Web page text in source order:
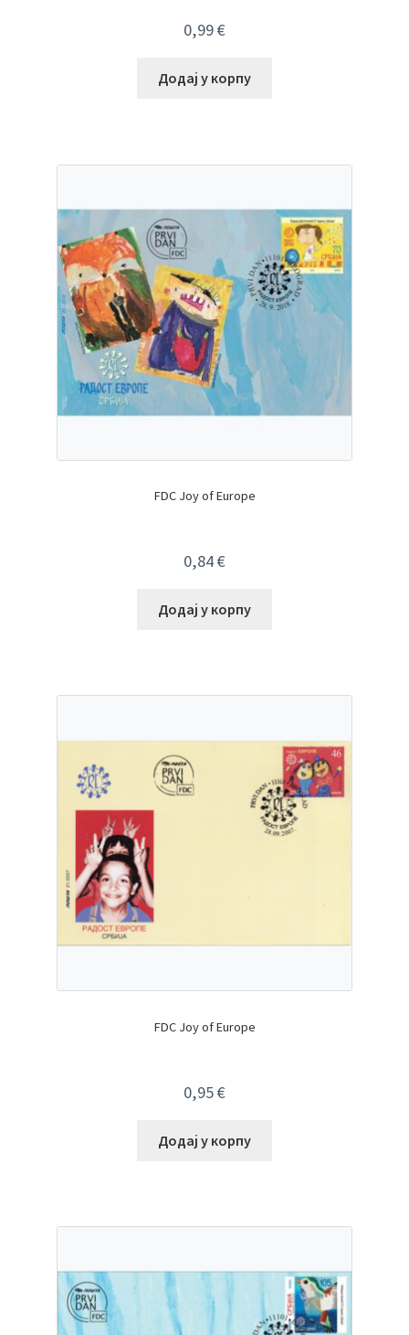
0,99€
Додај у корпу
FDC Joy of Europe
0,84€
Додај у корпу
FDC Joy of Europe
0,95€
Додај у корпу